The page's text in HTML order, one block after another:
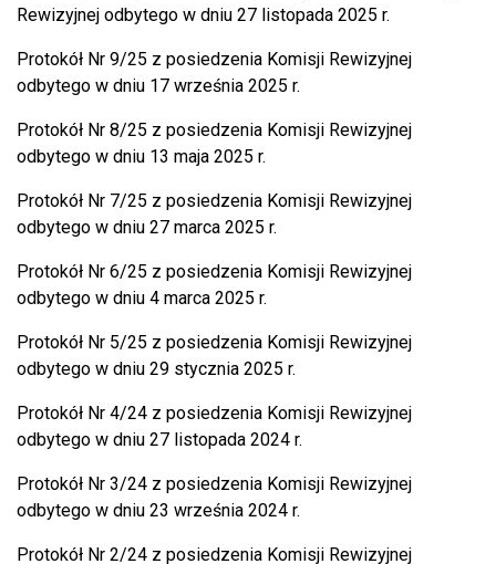
Rewizyjnej odbytego w dniu 27 listopada 2025 r.
Protokół Nr 9/25 z posiedzenia Komisji Rewizyjnej
odbytego w dniu 17 września 2025 r.
Protokół Nr 8/25 z posiedzenia Komisji Rewizyjnej
odbytego w dniu 13 maja 2025 r.
Protokół Nr 7/25 z posiedzenia Komisji Rewizyjnej
odbytego w dniu 27 marca 2025 r.
Protokół Nr 6/25 z posiedzenia Komisji Rewizyjnej
odbytego w dniu 4 marca 2025 r.
Protokół Nr 5/25 z posiedzenia Komisji Rewizyjnej
odbytego w dniu 29 stycznia 2025 r.
Protokół Nr 4/24 z posiedzenia Komisji Rewizyjnej
odbytego w dniu 27 listopada 2024 r.
Protokół Nr 3/24 z posiedzenia Komisji Rewizyjnej
odbytego w dniu 23 września 2024 r.
Protokół Nr 2/24 z posiedzenia Komisji Rewizyjnej